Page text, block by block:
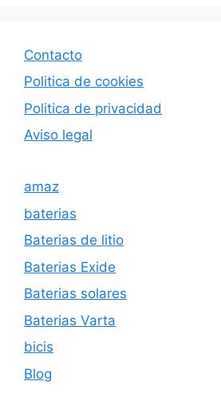
Contacto
Politica de cookies
Politica de privacidad
Aviso legal
amaz
baterias
Baterias de litio
Baterias Exide
Baterias solares
Baterias Varta
bicis
Blog